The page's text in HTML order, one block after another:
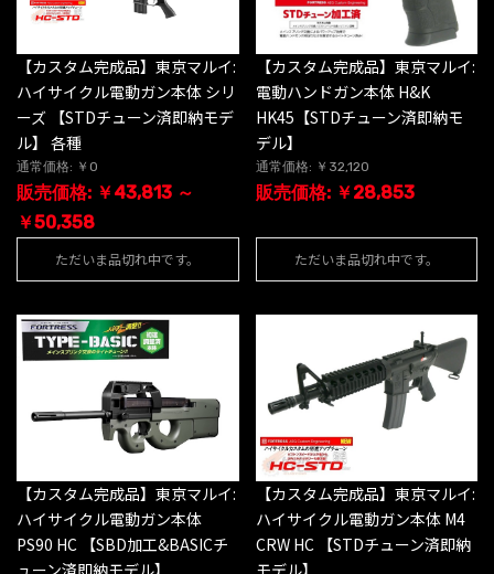
【カスタム完成品】東京マルイ:
ハイサイクル電動ガン本体 シリ
ーズ 【STDチューン済即納モデ
ル】 各種
通常価格: ￥0
販売価格: ￥43,813 ～
￥50,358
ただいま品切れ中です。
【カスタム完成品】東京マルイ:
電動ハンドガン本体 H&K
HK45【STDチューン済即納モ
デル】
通常価格: ￥32,120
販売価格: ￥28,853
ただいま品切れ中です。
【カスタム完成品】東京マルイ:
ハイサイクル電動ガン本体
PS90 HC 【SBD加工&BASICチ
ューン済即納モデル】
【カスタム完成品】東京マルイ:
ハイサイクル電動ガン本体 M4
CRW HC 【STDチューン済即納
モデル】